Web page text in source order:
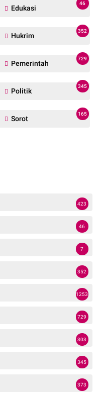
Edukasi
46
Hukrim
352
Pemerintah
729
Politik
345
Sorot
165
423
46
7
352
1253
729
303
345
373